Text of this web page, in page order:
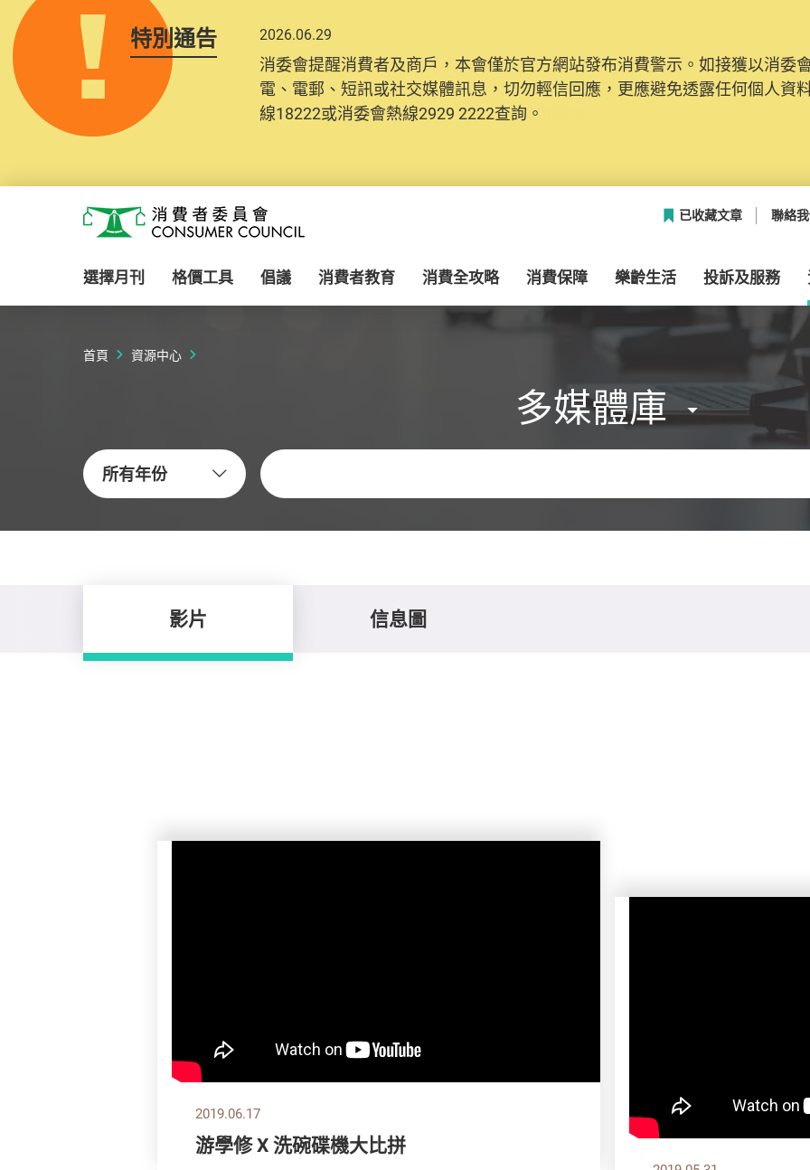
特別通告 2026.06.29
消委會提醒消費者及商戶，本會僅於官方網站發布消費警示。如接獲以消委
電、電郵、短訊或社交媒體訊息，切勿輕信回應，更應避免透露任何個人資
線18222或消委會熱線2929 2222查詢。
2025.10.31
為提升使用者體驗及網絡安全，本會的投訴處理系統已經進行升級及推出
消費者需要提供基本聯絡資料（包括姓名、電郵及電話）註冊帳戶，才可提
紀錄將清晰整合於帳戶中，方便日後作出跟進。
消費者委員會
已收藏文章 聯絡
選擇月刊 格價工具 倡議 消費者教育 消費全攻略 消費保障 樂齡生活 投訴及服務
首頁 資源中心
多媒體庫
所有年份
關鍵字
影片 信息圖
2019.06.17
游學修 X 洗碗碟機大比拼